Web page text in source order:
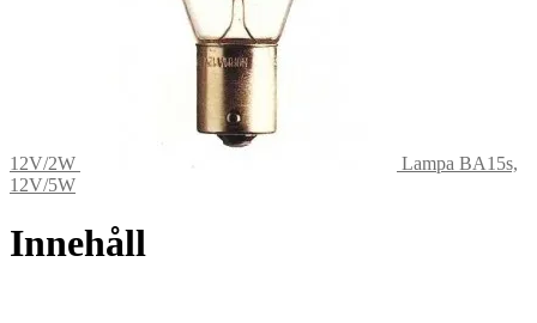
12V/2W
Lampa BA15s,
12V/5W
Innehåll